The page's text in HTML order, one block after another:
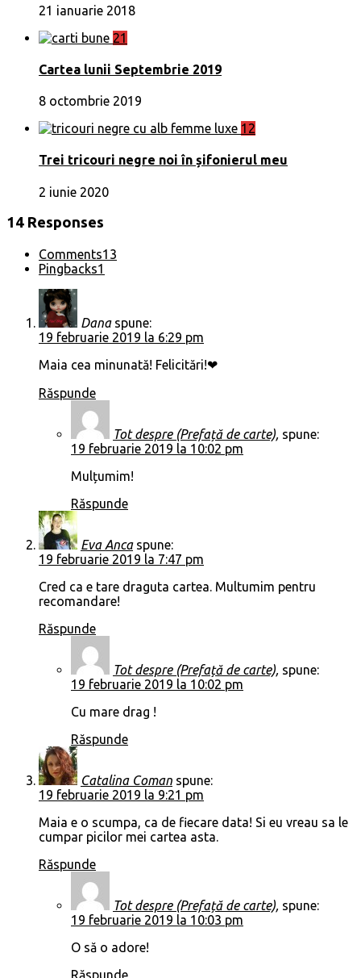
21 ianuarie 2018
21
Cartea lunii Septembrie 2019
8 octombrie 2019
12
Trei tricouri negre noi în șifonierul meu
2 iunie 2020
14 Responses
Comments13
Pingbacks1
Dana spune:
19 februarie 2019 la 6:29 pm
Maia cea minunată! Felicitări!❤
Răspunde
Tot despre (Prefață de carte), spune:
19 februarie 2019 la 10:02 pm
Mulțumim!
Răspunde
Eva Anca spune:
19 februarie 2019 la 7:47 pm
Cred ca e tare draguta cartea. Multumim pentru
recomandare!
Răspunde
Tot despre (Prefață de carte), spune:
19 februarie 2019 la 10:02 pm
Cu mare drag !
Răspunde
Catalina Coman spune:
19 februarie 2019 la 9:21 pm
Maia e o scumpa, ca de fiecare data! Si eu vreau sa le
cumpar picilor mei cartea asta.
Răspunde
Tot despre (Prefață de carte), spune:
19 februarie 2019 la 10:03 pm
O să o adore!
Răspunde